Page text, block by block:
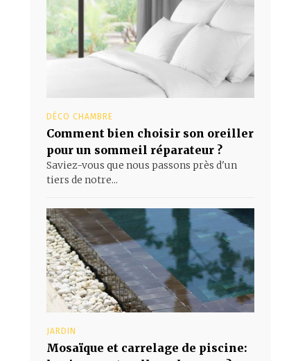
DÉCO CHAMBRE
Comment bien choisir son oreiller
pour un sommeil réparateur ?
Saviez-vous que nous passons près d'un
tiers de notre...
JARDIN
Mosaïque et carrelage de piscine: